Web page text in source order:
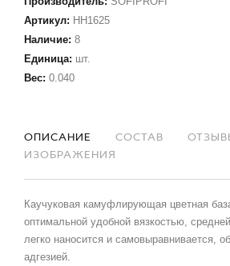
Артикул: НН1625
Наличие: 8
Единица: шт.
Вес: 0.040
ОПИСАНИЕ СОСТАВ
ИЗОБРАЖЕНИЯ
Каучуковая камуфлирующая цветная
оптимальной удобной вязкостью,
легко наносится и самовыравнивается,
адгезией.